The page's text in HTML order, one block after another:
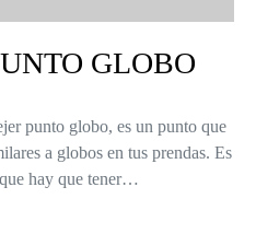
GLOBO
punto globo, es un punto que
a globos en tus prendas. Es
hay que tener…